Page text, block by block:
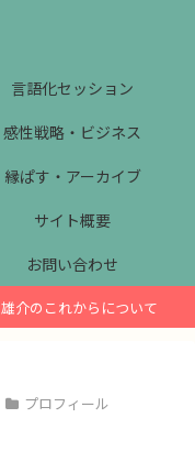
言語化セッション
感性戦略・ビジネス
縁ぱす・アーカイブ
サイト概要
お問い合わせ
介のこれからについて
プロフィール